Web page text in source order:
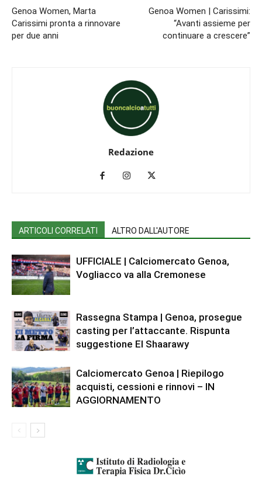
Genoa Women, Marta
Carissimi pronta a rinnovare
per due anni
Genoa Women | Carissimi:
“Avanti assieme per
continuare a crescere”
Redazione
ARTICOLI CORRELATI ALTRO DALL'AUTORE
UFFICIALE | Calciomercato Genoa,
Vogliacco va alla Cremonese
Rassegna Stampa | Genoa, prosegue
casting per l’attaccante. Rispunta
suggestione El Shaarawy
Calciomercato Genoa | Riepilogo
acquisti, cessioni e rinnovi – IN
AGGIORNAMENTO